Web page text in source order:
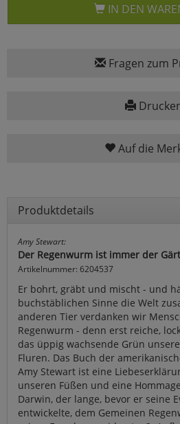
IN DEN
Fragen zum
Auf die
Produktdetails
Amy Stewart:
Der Regenwurm ist immer der
Artikelnummer: 6204537
Er bohrt, gräbt und mischt - und
buchstäblichen Sinne die Welt
anderen Tier verdanken wir
Regenwurm - denn erst reiche,
das üppig wachsende Grün
Fluren. Das Buch der
Amy Stewart ist eine
unseren Füßen und eine
Darwin, der lange, bevor er seine
entwickelte, dem Gemeinen